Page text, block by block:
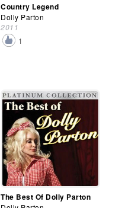
Country Legend
Dolly Parton
2011
1
The Best Of Dolly Parton